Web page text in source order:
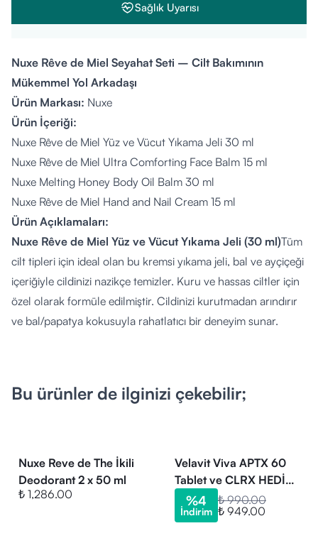
Sağlık Uyarısı
Nuxe Rêve de Miel Seyahat Seti – Cilt Bakımının
Mükemmel Yol Arkadaşı
Ürün Markası: Nuxe
Ürün İçeriği:
Nuxe Rêve de Miel Yüz ve Vücut Yıkama Jeli 30 ml
Nuxe Rêve de Miel Ultra Comforting Face Balm 15 ml
Nuxe Melting Honey Body Oil Balm 30 ml
Nuxe Rêve de Miel Hand and Nail Cream 15 ml
Ürün Açıklamaları:
Nuxe Rêve de Miel Yüz ve Vücut Yıkama Jeli (30 ml)Tüm
cilt tipleri için ideal olan bu kremsi yıkama jeli, bal ve ayçiçeği
içeriğiyle cildinizi nazikçe temizler. Kuru ve hassas ciltler için
özel olarak formüle edilmiştir. Cildinizi kurutmadan arındırır
ve bal/papatya kokusuyla rahatlatıcı bir deneyim sunar.
Rahatlatıcı ve ferahlatıcı kokusu.
ml)Yüzdeki kuru ve hassas ciltleri yoğun bir şekilde besleyen
bu ultra zengin balm, hem gündüz hem de gece kullanıma
uygundur. Cildinizi derinlemesine nemlendirir ve besler.
Bu ürünler de ilginizi çekebilir;
Nuxe Reve de The İkili
Deodorant 2 x 50 ml
₺ 1,286.00
Velavit Viva APTX 60
Tablet ve CLRX HEDİYE
(12/26 miadlı)
%4
İndirim
₺ 990.00
₺ 949.00